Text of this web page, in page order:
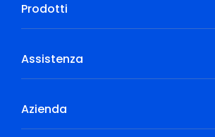
Prodotti
Assistenza
Azienda